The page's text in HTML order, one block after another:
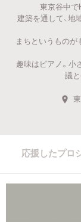
東京谷中で
建築を通して、地
まちというものが
趣味はピアノ。小
議
応援したプロ